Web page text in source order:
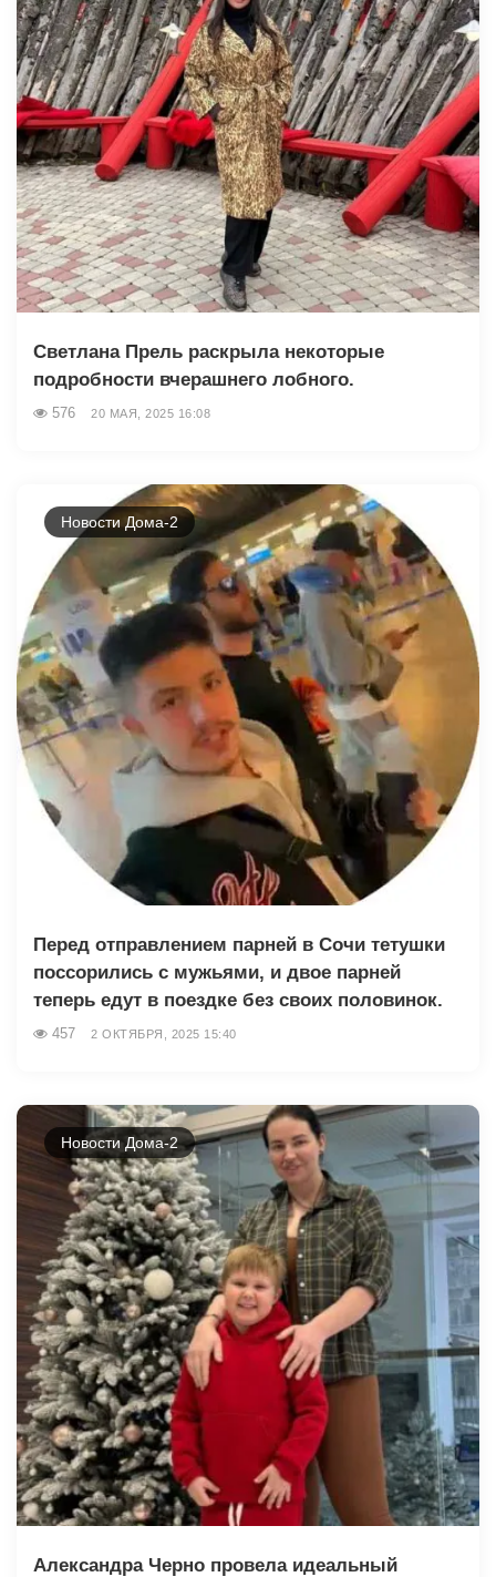
Светлана Прель раскрыла некоторые
подробности вчерашнего лобного.
576 20 МАЯ, 2025 16:08
Новости Дома-2
Перед отправлением парней в Сочи тетушки
поссорились с мужьями, и двое парней
теперь едут в поездке без своих половинок.
457 2 ОКТЯБРЯ, 2025 15:40
Новости Дома-2
Александра Черно провела идеальный